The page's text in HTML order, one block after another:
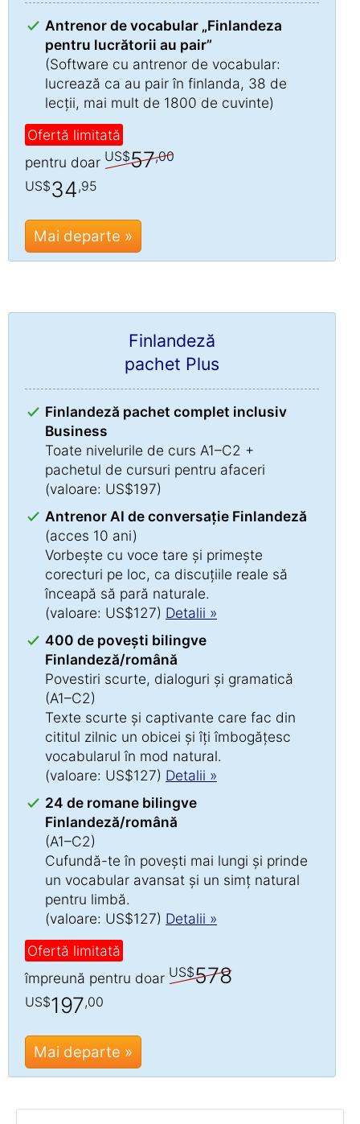
Antrenor de vocabular „Finlandeza
pentru lucrătorii au pair”
(Software cu antrenor de vocabular:
lucrează ca au pair în finlanda, 38 de
lecții, mai mult de 1800 de cuvinte)
Ofertă limitată
pentru doar US$57,00
US$34 ,95
Mai departe »
Finlandeză
pachet Plus
Finlandeză pachet complet inclusiv
Business
Toate nivelurile de curs A1–C2 +
pachetul de cursuri pentru afaceri
(valoare: US$197)
Antrenor AI de conversație Finlandeză
(acces 10 ani)
Vorbește cu voce tare și primește
corecturi pe loc, ca discuțiile reale să
înceapă să pară naturale.
(valoare: US$127) Detalii »
400 de povești bilingve
Finlandeză/română
Povestiri scurte, dialoguri și gramatică
(A1–C2)
Texte scurte și captivante care fac din
cititul zilnic un obicei și îți îmbogățesc
vocabularul în mod natural.
(valoare: US$127) Detalii »
24 de romane bilingve
Finlandeză/română
(A1–C2)
Cufundă-te în povești mai lungi și prinde
un vocabular avansat și un simț natural
pentru limbă.
(valoare: US$127) Detalii »
Ofertă limitată
împreună pentru doar US$578
US$197,00
Mai departe »